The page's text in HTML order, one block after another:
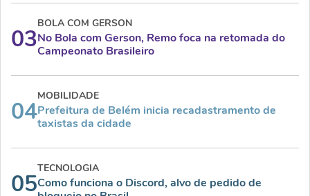
03
BOLA COM GERSON
No Bola com Gerson, Remo foca na retomada do
Campeonato Brasileiro
04
MOBILIDADE
Prefeitura de Belém inicia recadastramento de
taxistas da cidade
05
TECNOLOGIA
Como funciona o Discord, alvo de pedido de